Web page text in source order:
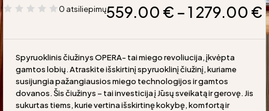
0 atsiliepimų559.00 € –1 279.00 €
Spyruoklinis čiužinys OPERA- tai miego revoliucija, įkvėpta
gamtos lobių. Atraskite išskirtinį spyruoklinį čiužinį, kuriame
susijungia pažangiausios miego technologijos ir gamtos
dovanos. Šis čiužinys – tai investicija į Jūsų sveikatą ir gerovę. Jis
sukurtas tiems, kurie vertina išskirtinę kokybę, komfortą ir